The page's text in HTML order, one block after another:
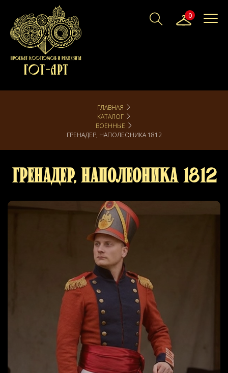
0
ГЛАВНАЯ
КАТАЛОГ
ВОЕННЫЕ
ГРЕНАДЕР, НАПОЛЕОНИКА 1812
Гренадер, Наполеоника 1812